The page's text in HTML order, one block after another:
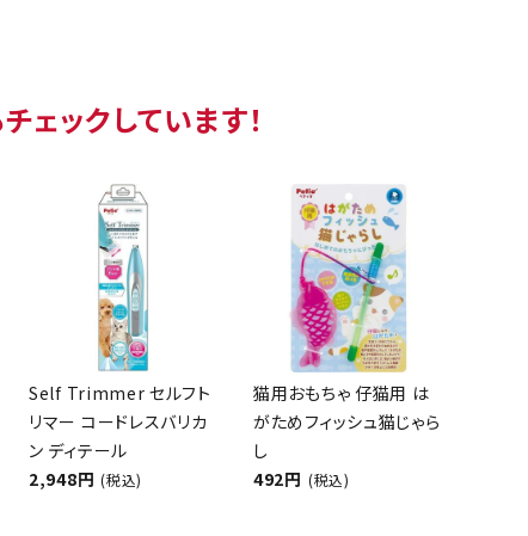
ェックしています！
Self Trimmer セルフト
リマー コードレスバリカ
ン ディテール
2,948円 (税込)
猫用おもちゃ 仔猫用 は
がためフィッシュ猫じゃら
し
492円 (税込)